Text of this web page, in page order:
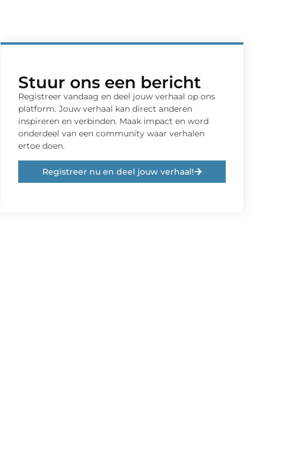
Stuur ons een bericht
Registreer vandaag en deel jouw verhaal op ons
platform. Jouw verhaal kan direct anderen
inspireren en verbinden. Maak impact en word
onderdeel van een community waar verhalen
ertoe doen.
Registreer nu en deel jouw verhaal!